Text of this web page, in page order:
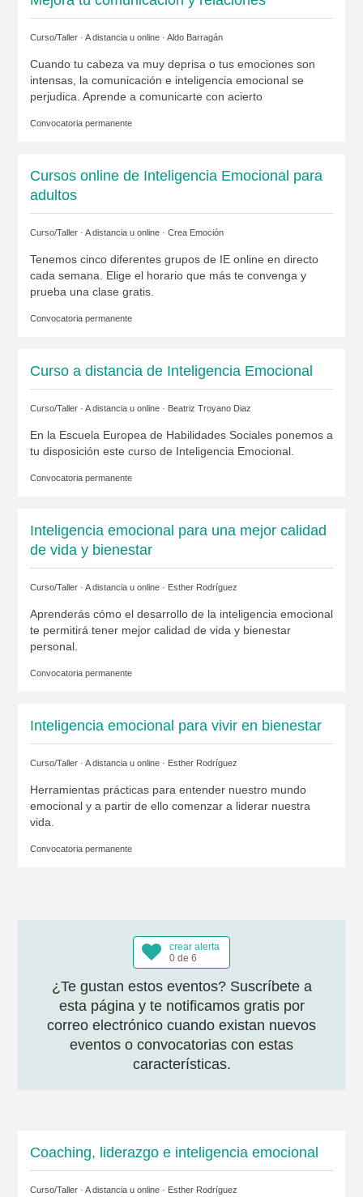
Curso/Taller · A distancia u online · Aldo Barragán
Cuando tu cabeza va muy deprisa o tus emociones son
intensas, la comunicación e inteligencia emocional se
perjudica. Aprende a comunicarte con acierto
Convocatoria permanente
Cursos online de Inteligencia Emocional para
adultos
Curso/Taller · A distancia u online · Crea Emoción
Tenemos cinco diferentes grupos de IE online en directo
cada semana. Elige el horario que más te convenga y
prueba una clase gratis.
Convocatoria permanente
Curso a distancia de Inteligencia Emocional
Curso/Taller · A distancia u online · Beatriz Troyano Diaz
En la Escuela Europea de Habilidades Sociales ponemos a
tu disposición este curso de Inteligencia Emocional.
Convocatoria permanente
Inteligencia emocional para una mejor calidad
de vida y bienestar
Curso/Taller · A distancia u online · Esther Rodríguez
Aprenderás cómo el desarrollo de la inteligencia emocional
te permitirá tener mejor calidad de vida y bienestar
personal.
Convocatoria permanente
Inteligencia emocional para vivir en bienestar
Curso/Taller · A distancia u online · Esther Rodríguez
Herramientas prácticas para entender nuestro mundo
emocional y a partir de ello comenzar a liderar nuestra
vida.
Convocatoria permanente
crear alerta
0 de 6
¿Te gustan estos eventos? Suscríbete a
esta página y te notificamos gratis por
correo electrónico cuando existan nuevos
eventos o convocatorias con estas
características.
Coaching, liderazgo e inteligencia emocional
Curso/Taller · A distancia u online · Esther Rodríguez